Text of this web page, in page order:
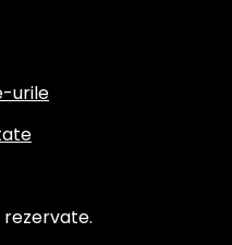
urile